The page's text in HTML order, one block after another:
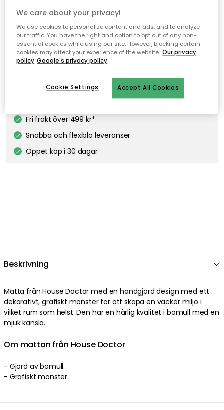
ett dekorativt, grafiskt mönster för att skapa en vacker miljö i
vilket rum som helst.
Lägg i varukorgen
I webblager – endast 2 st kvar
Fri frakt över 499 kr*
Snabba och flexibla leveranser
Öppet köp i 30 dagar
Beskrivning
Matta från House Doctor med en handgjord design med ett
dekorativt, grafiskt mönster för att skapa en vacker miljö i
vilket rum som helst. Den har en härlig kvalitet i bomull med en
mjuk känsla.
Om mattan från House Doctor
- Gjord av bomull.
- Grafiskt mönster.
We care about your privacy!
We use cookies to personalize content and ads, and to analyze
our traffic. You have the right and option to opt out of any non-
essential cookies while using our site. However, blocking certain
cookies may affect your experience of the website. Our privacy
policy Google's privacy policy
Accept All Cookies
Cookie Settings